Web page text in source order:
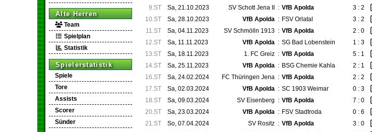
Alte Herren
Team
Spielplan
Statistik
Spielerstatistik
Spiele
Tore
Assists
Scorer
Sünder
9.ST
Sa, 21.10.2023 SV Schott Jena II : VfB Apolda
3 : 2
10.ST
Sa, 28.10.2023 VfB Apolda : FSV Orlatal
3 : 2
11.ST
Sa, 04.11.2023 SV Schmölln 1913 : VfB Apolda
2 : 0
12.ST
Sa, 11.11.2023 VfB Apolda : SG Bad Lobenstein
1 : 3
13.ST
Sa, 18.11.2023 1. FC Greiz : VfB Apolda
5 : 1
14.ST
Sa, 25.11.2023 VfB Apolda : BSG Chemie Kahla
2 : 1
16.ST
Sa, 24.02.2024 FC Thüringen Jena : VfB Apolda
2 : 2
17.ST
Sa, 02.03.2024 VfB Apolda : SC 1903 Weimar
0 : 3
18.ST
Sa, 09.03.2024 SV Eisenberg : VfB Apolda
7 : 0
20.ST
Sa, 23.03.2024 VfB Apolda : FSV Stadtroda
0 : 6
21.ST
So, 07.04.2024 SV Rositz : VfB Apolda
3 : 0